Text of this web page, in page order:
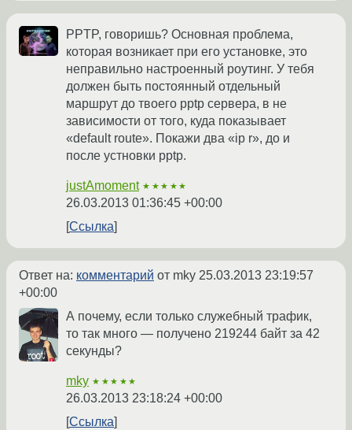
PPTP, говоришь? Основная проблема,
которая возникает при его установке, это
неправильно настроенный роутинг. У тебя
должен быть постоянный отдельный
маршрут до твоего pptp сервера, в не
зависимости от того, куда показывает
«default route». Покажи два «ip r», до и
после устновки pptp.
justAmoment ★★★★★
26.03.2013 01:36:45 +00:00
Ссылка
Ответ на: комментарий от mky 25.03.2013 23:19:57
+00:00
А почему, если только служебный трафик,
то так много — получено 219244 байт за 42
секунды?
mky ★★★★★
26.03.2013 23:18:24 +00:00
Ссылка